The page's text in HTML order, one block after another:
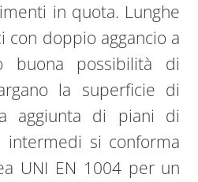
in quota. Lunghe
con doppio aggancio a
buona possibilità di
la superficie di
aggiunta di piani di
intermedi si conforma
UNI EN 1004 per un